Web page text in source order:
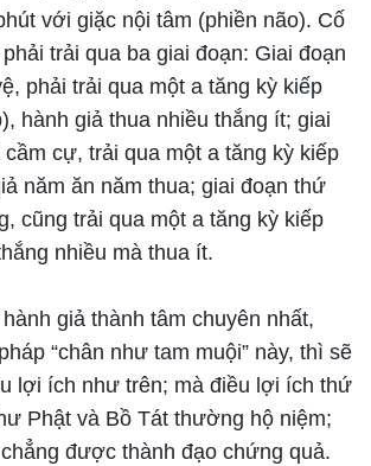
với giặc nội tâm (phiền não). Cố
trải qua ba giai đoạn: Giai đoạn
phải trải qua một a tăng kỳ kiếp
hành giả thua nhiều thắng ít; giai
cự, trải qua một a tăng kỳ kiếp
năm ăn năm thua; giai đoạn thứ
cũng trải qua một a tăng kỳ kiếp
nhiều mà thua ít.
giả thành tâm chuyên nhất,
“chân như tam muội” này, thì sẽ
lợi ích như trên; mà điều lợi ích thứ
Phật và Bồ Tát thường hộ niệm;
được thành đạo chứng quả.